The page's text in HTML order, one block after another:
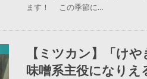
ます！ この季節に…
【ミツカン】「け
味噌系主役になりえ